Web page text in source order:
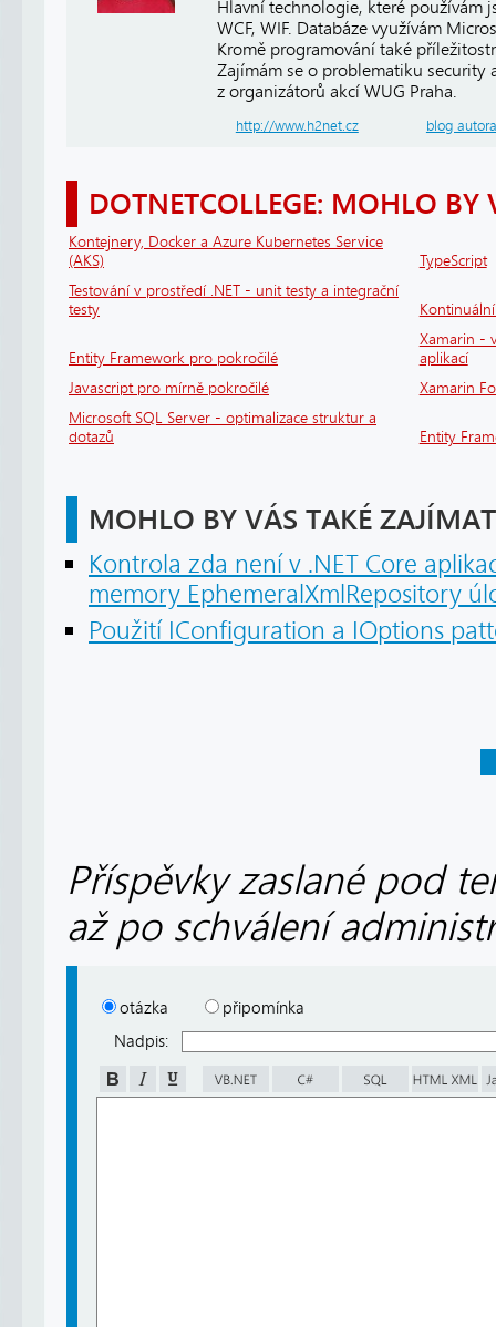
Hlavní technologie, které používám
WCF, WIF. Databáze využívám
Kromě programování také
Zajímám se o problematiku security
z organizátorů akcí WUG Praha.
http://www.h2net.cz blog autora
DOTNETCOLLEGE: MOHLO BY
Kontejnery, Docker a Azure Kubernetes Service
(AKS)
TypeScript
Testování v prostředí .NET - unit testy a integrační
testy
Entity Framework pro pokročilé
Xamarin -
aplikací
Javascript pro mírně pokročilé
Xamarin
Microsoft SQL Server - optimalizace struktur a
dotazů
Entity
MOHLO BY VÁS TAKÉ ZAJÍMAT
Kontrola zda není v .NET Core
memory EphemeralXmlRepository
Použití IConfiguration a IOptions
Příspěvky zaslané pod
až po schválení
otázka
připomínka
Nadpis: